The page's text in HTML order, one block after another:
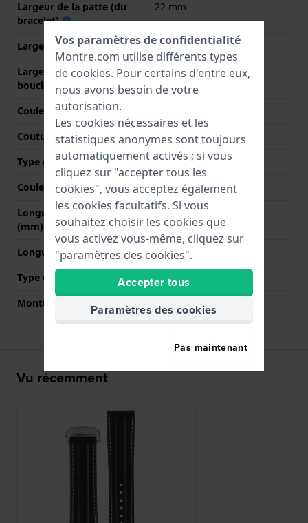
Largeur de la patte (du
bracelet)
22 mm
Largeur entre Corne
22 mm
Largeur de bande à la
boucle
20 mm
Couleur du bracelet
Coutures de couleur
Blanc
Type de fermoir
Boucle déployante
Couleur de fermoir
Argent
Longueur bande à 12h
(mm)
80 mm
Longueur bande à 6h (mm) 120 mm
Type de montage
Épingles à ressort
Monture droite
Vu récemment
Vos paramètres de confidentialité
Montre.com utilise différents types
de cookies. Pour certains d'entre eux,
nous avons besoin de votre
autorisation.
Les cookies nécessaires et les
statistiques anonymes sont toujours
automatiquement activés ; si vous
cliquez sur "accepter tous les
cookies", vous acceptez également
les cookies facultatifs. Si vous
souhaitez choisir les cookies que
vous activez vous-même, cliquez sur
"paramètres des cookies".
Accepter tous
Paramètres des cookies
Pas maintenant